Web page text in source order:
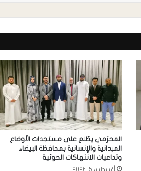
المحرّمي يطّلع على مستجدات الأوضاع
الميدانية والإنسانية بمحافظة البيضاء
وتداعيات الانتهاكات الحوثية
أغسطس 5, 2026